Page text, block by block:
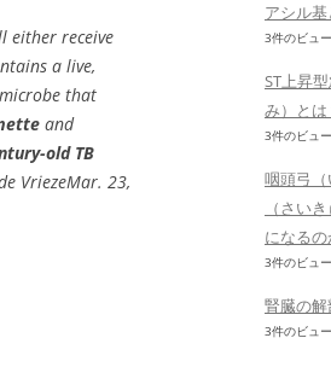
either receive
a live,
that
and
old TB
VriezeMar. 23,
アシル基
3件のビュー
ST上昇
み）とは
3件のビュー
咽頭弓
（さい
になるの
3件のビュー
腎臓の
3件のビュー